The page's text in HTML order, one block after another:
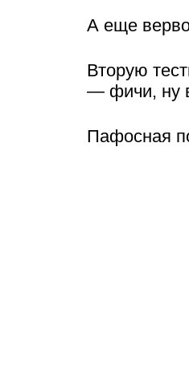
А еще
Вторую
— фичи, ну
Пафосная